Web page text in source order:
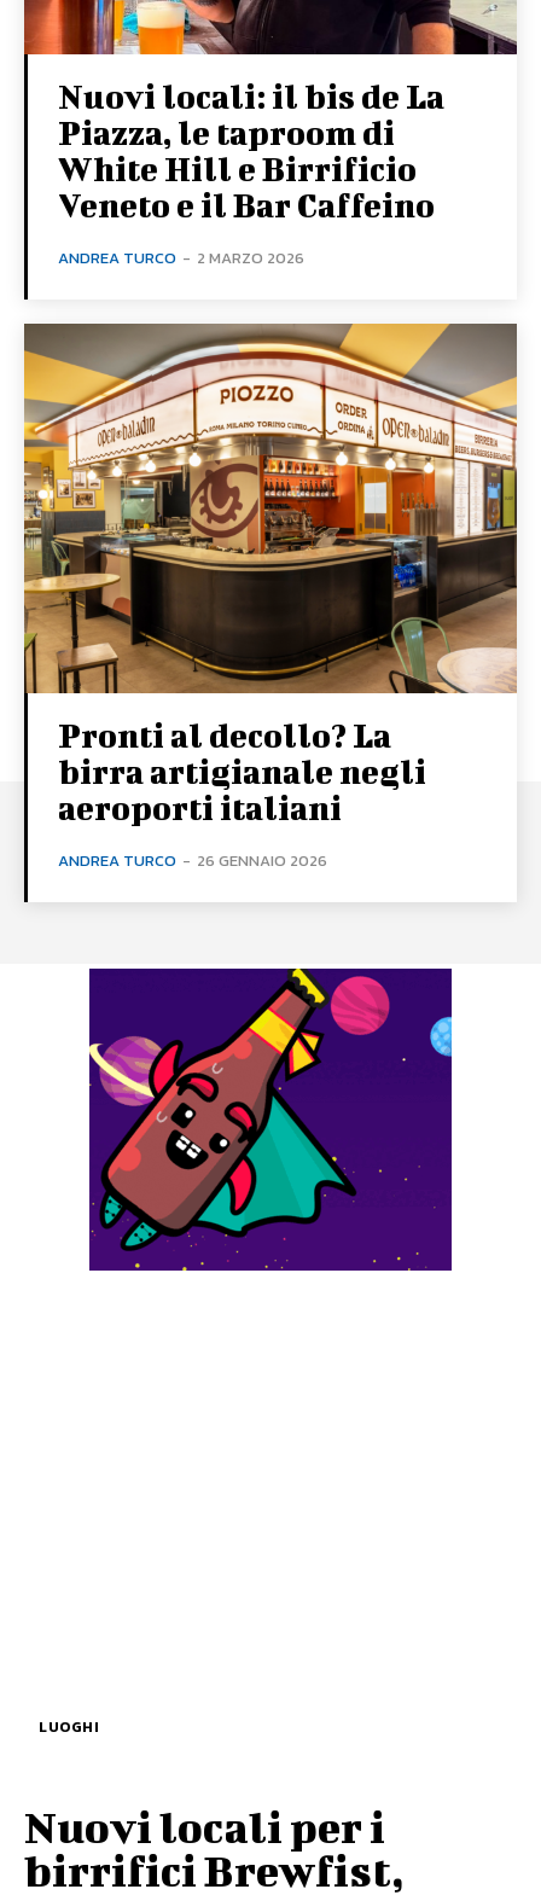
Nuovi locali: il bis de La
Piazza, le taproom di
White Hill e Birrificio
Veneto e il Bar Caffeino
ANDREA TURCO - 2 MARZO 2026
Pronti al decollo? La
birra artigianale negli
aeroporti italiani
ANDREA TURCO - 26 GENNAIO 2026
LUOGHI
Nuovi locali per i
birrifici Brewfist,